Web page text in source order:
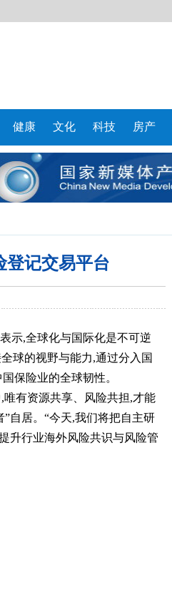
健康 文化 科技 房产
登记交易平台
示,全球化与国际化是不可逆
球的视野与能力,通过分入国
保险业的全球韧性。
有资源共享、风险共担,才能
自居。“今天,我们将把自主研
升行业海外风险共识与风险管